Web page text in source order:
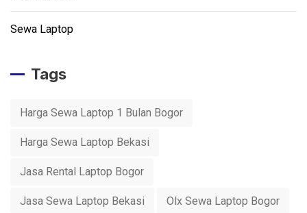
Sewa Laptop
Tags
Harga Sewa Laptop 1 Bulan Bogor
Harga Sewa Laptop Bekasi
Jasa Rental Laptop Bogor
Jasa Sewa Laptop Bekasi Olx Sewa Laptop Bogor